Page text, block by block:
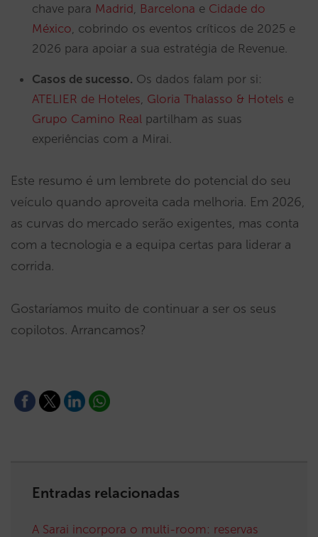
chave para Madrid Barcelona e Cidade do
México , cobrindo os eventos críticos de 2025 e
2026 para apoiar a sua estratégia de Revenue.
Casos de sucesso. Os dados falam por si:
ATELIER de Hoteles Gloria Thalasso & Hotels e
Grupo Camino Real partilham as suas
experiências com a Mirai.
Este resumo é um lembrete do potencial do seu
veículo quando aproveita cada melhoria. Em 2026,
as curvas do mercado serão exigentes, mas conta
com a tecnologia e a equipa certas para liderar a
corrida.
Gostaríamos muito de continuar a ser os seus
copilotos. Arrancamos?
Entradas relacionadas
A Sarai incorpora o multi-room: reservas